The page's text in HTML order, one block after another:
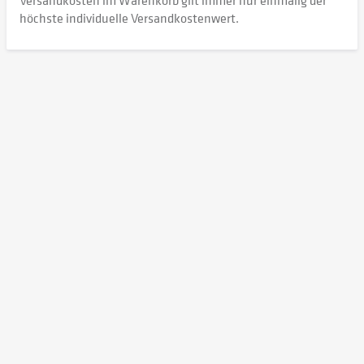
höchste individuelle Versandkostenwert.